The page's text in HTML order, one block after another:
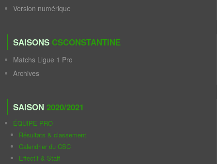
Version numérique
SAISONS CSCONSTANTINE
Matchs Ligue 1 Pro
Archives
SAISON 2020/2021
ÉQUIPE PRO
Résultats & classement
Calendrier du CSC
Effectif & Staff